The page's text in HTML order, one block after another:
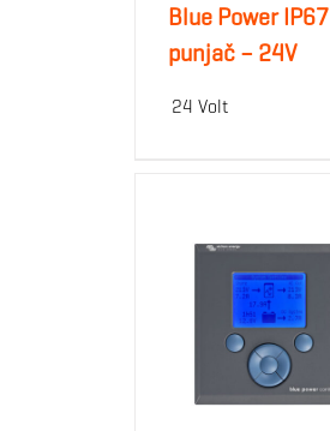
Blue Power IP67
punjač – 24V
24 Volt